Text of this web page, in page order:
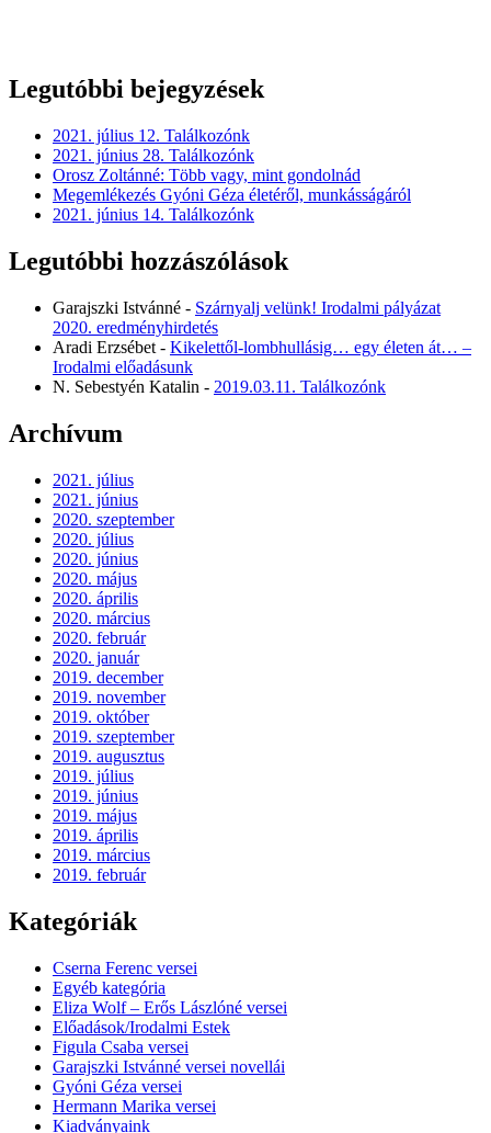
Legutóbbi bejegyzések
2021. július 12. Találkozónk
2021. június 28. Találkozónk
Orosz Zoltánné: Több vagy, mint gondolnád
Megemlékezés Gyóni Géza életéről, munkásságáról
2021. június 14. Találkozónk
Legutóbbi hozzászólások
Garajszki Istvánné - Szárnyalj velünk! Irodalmi pályázat
2020. eredményhirdetés
Aradi Erzsébet - Kikelettől-lombhullásig… egy életen át… –
Irodalmi előadásunk
N. Sebestyén Katalin - 2019.03.11. Találkozónk
Archívum
2021. július
2021. június
2020. szeptember
2020. július
2020. június
2020. május
2020. április
2020. március
2020. február
2020. január
2019. december
2019. november
2019. október
2019. szeptember
2019. augusztus
2019. július
2019. június
2019. május
2019. április
2019. március
2019. február
Kategóriák
Cserna Ferenc versei
Egyéb kategória
Eliza Wolf – Erős Lászlóné versei
Előadások/Irodalmi Estek
Figula Csaba versei
Garajszki Istvánné versei novellái
Gyóni Géza versei
Hermann Marika versei
Kiadványaink